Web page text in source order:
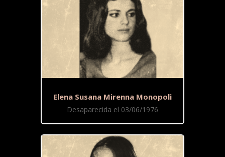
Elena Susana Mirenna Monopoli
Desaparecida el 03/06/1976